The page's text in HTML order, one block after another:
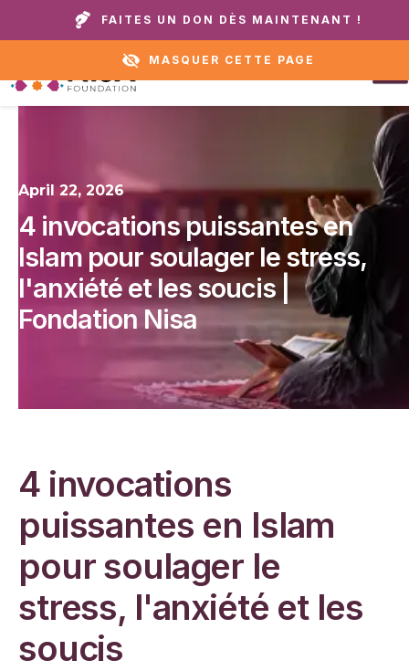
Appelez notre domicile ou notre service
d'assistance :
+1 888 711
FAITES UN DON DÈS MAINTENANT !
MASQUER CETTE PAGE
April 22, 2026
4 invocations puissantes en
Islam pour soulager le stress,
l'anxiété et les soucis |
Fondation Nisa
4 invocations
puissantes en Islam
pour soulager le
stress, l'anxiété et les
soucis